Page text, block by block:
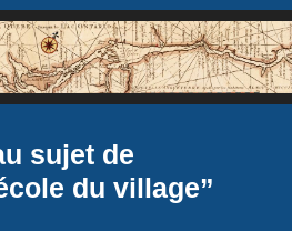
sujet de
du village”